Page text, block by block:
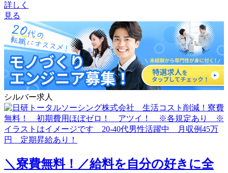
詳しく
見る
シルバー求人
＼寮費無料！／給料を自分の好きに全